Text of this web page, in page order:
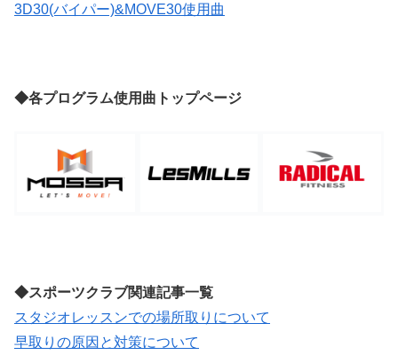
3D30(バイパー)&MOVE30使用曲
◆各プログラム使用曲トップページ
◆スポーツクラブ関連記事一覧
スタジオレッスンでの場所取りについて
早取りの原因と対策について